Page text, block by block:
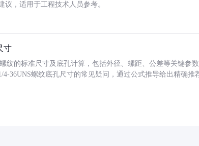
，适用于工程技术人员参考。
寸
纹的标准尺寸及底孔计算，包括外径、螺距、公差等关键参
4-36UNS螺纹底孔尺寸的常见疑问，通过公式推导给出精确